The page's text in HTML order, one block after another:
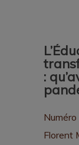
:
Florent